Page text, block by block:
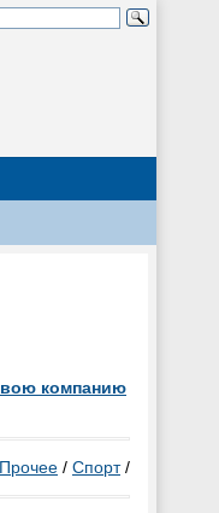
компанию
Прочее / Спорт/